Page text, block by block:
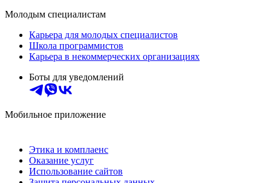
Молодым специалистам
Карьера для молодых специалистов
Школа программистов
Карьера в некоммерческих организациях
Боты для уведомлений
Мобильное приложение
Этика и комплаенс
Оказание услуг
Использование сайтов